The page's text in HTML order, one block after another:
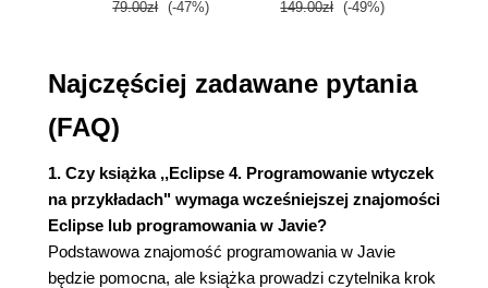
wyrażeń (43)
Sprawdź się - korzystanie z punktów
Podsumowanie (46)
Rozdział 2. Tworzenie widoków w SWT (47)
Tworzenie widoków i widgetów (48)
Kroki do wykonania - tworzenie widoku (48)
79.00zł (-47%) 149.00zł (-49%)
Najczęściej zadawane pytania
(FAQ)
1. Czy książka ,,Eclipse 4. Programowanie wtyczek
na przykładach" wymaga wcześniejszej znajomości
Eclipse lub programowania w Javie?
Podstawowa znajomość programowania w Javie
będzie pomocna, ale książka prowadzi czytelnika krok